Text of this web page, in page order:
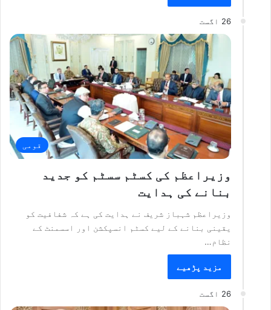
26 اگست
قومی
وزیراعظم کی کسٹم سسٹم کو جدید
بنانے کی ہدایت
وزیراعظم شہباز شریف نے ہدایت کی ہے کہ شفافیت کو
یقینی بنانے کے لیے کسٹم انسپکشن اور اسسمنٹ کے
نظام…
مزید پڑھیے
26 اگست